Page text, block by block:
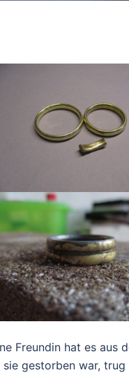
Freundin hat es aus
gestorben war,